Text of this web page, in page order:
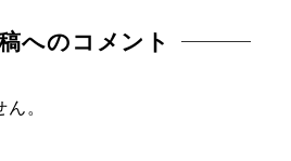
へのコメント
。